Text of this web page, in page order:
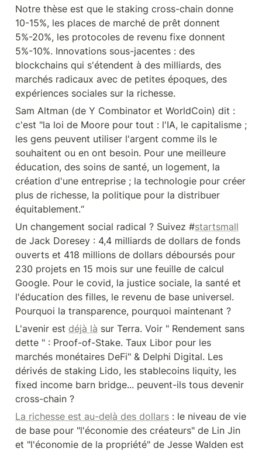
Notre thèse est que le staking cross-chain donne
10-15%, les places de marché de prêt donnent
5%-20%, les protocoles de revenu fixe donnent
5%-10%. Innovations sous-jacentes : des
blockchains qui s'étendent à des milliards, des
marchés radicaux avec de petites époques, des
expériences sociales sur la richesse.
Sam Altman (de Y Combinator et WorldCoin) dit :
c'est "la loi de Moore pour tout : l'IA, le capitalisme ;
les gens peuvent utiliser l'argent comme ils le
souhaitent ou en ont besoin. Pour une meilleure
éducation, des soins de santé, un logement, la
création d'une entreprise ; la technologie pour créer
plus de richesse, la politique pour la distribuer
équitablement.“
Un changement social radical ? Suivez #startsmall
de Jack Doresey : 4,4 milliards de dollars de fonds
ouverts et 418 millions de dollars déboursés pour
230 projets en 15 mois sur une feuille de calcul
Google. Pour le covid, la justice sociale, la santé et
l'éducation des filles, le revenu de base universel.
Pourquoi la transparence, pourquoi maintenant ?
L'avenir est déjà là sur Terra. Voir " Rendement sans
dette " : Proof-of-Stake. Taux Libor pour les
marchés monétaires DeFi" & Delphi Digital. Les
dérivés de staking Lido, les stablecoins liquity, les
fixed income barn bridge... peuvent-ils tous devenir
cross-chain ?
La richesse est au-delà des dollars : le niveau de vie
de base pour "l'économie des créateurs" de Lin Jin
et "l'économie de la propriété" de Jesse Walden est